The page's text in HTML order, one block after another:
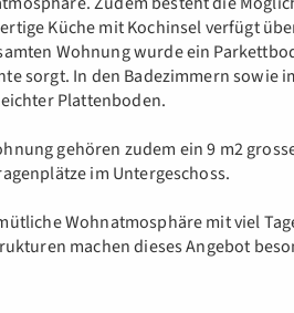
Küche mit Kochinsel verfügt
Wohnung wurde ein
sorgt. In den Badezimmern sowie
Plattenboden.
gehören zudem ein 9 m2
im Untergeschoss.
Wohnatmosphäre mit viel
machen dieses Angebot